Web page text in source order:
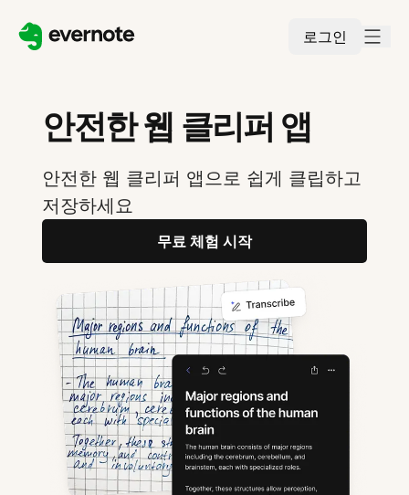
로그인
안전한 웹 클리퍼 앱
안전한 웹 클리퍼 앱으로 쉽게 클립하고
저장하세요
무료 체험 시작